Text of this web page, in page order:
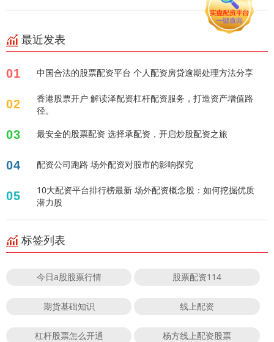
最近发表
01 中国合法的股票配资平台 个人配资房贷逾期处理方法分享
02
香港股票开户 解读泽配资杠杆配资服务，打造资产增值路
径。
03 最安全的股票配资 选择承配资，开启炒股配资之旅
04 配资公司跑路 场外配资对股市的影响探究
05
10大配资平台排行榜最新 场外配资概念股：如何挖掘优质
潜力股
标签列表
今日a股股票行情 股票配资114
期货基础知识 线上配资
杠杆股票怎么开通 杨方线上配资股票